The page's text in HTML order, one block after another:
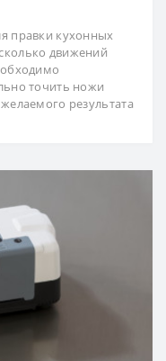
правки кухонных
движений
точить ножи
результата